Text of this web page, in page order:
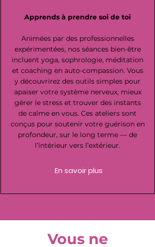
Apprends à prendre soi de toi
Animées par des professionnelles
expérimentées, nos séances bien-être
incluent yoga, sophrologie, méditation
et coaching en auto-compassion. Vous
y découvrirez des outils simples pour
apaiser votre système nerveux, mieux
gérer le stress et trouver des instants
de calme en vous. Ces ateliers sont
conçus pour soutenir votre guérison en
profondeur, sur le long terme — de
l’intérieur vers l’extérieur.
En savoir plus
Vous ne